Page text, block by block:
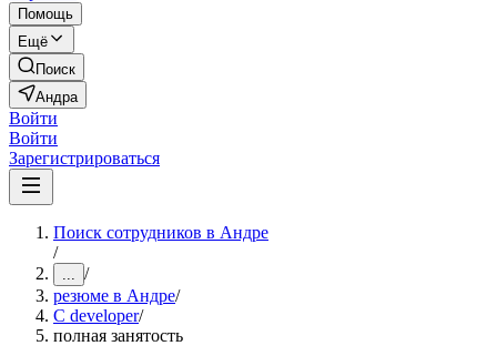
Помощь
Ещё
Поиск
Андра
Войти
Войти
Зарегистрироваться
Поиск сотрудников в Андре
/
... /
резюме в Андре/
C developer/
полная занятость